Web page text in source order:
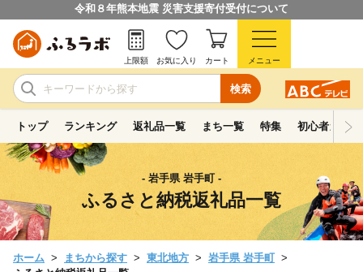
令和８年熊本地震 災害支援寄付受付について
検索
上限額 お気に入り カート メニュー
トップ ランキング 返礼品一覧 まち一覧 特集 初心者ガイド
- 岩手県 岩手町 -
ふるさと納税返礼品一覧
ホーム まちから探す 東北地方
岩手県 岩手町